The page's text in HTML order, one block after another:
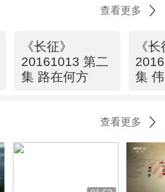
查看更多
《长征》
20161013 第二
集 路在何方
《
集
查看更多